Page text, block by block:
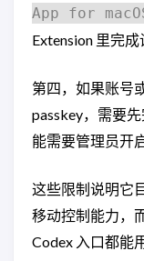
App for
Extension 里完成
第四，如果账号
passkey，需要
能需要管理员开
这些限制说明它
移动控制能力，
Codex 入口都能用